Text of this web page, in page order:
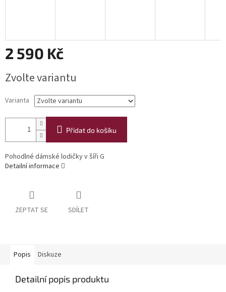
2 590 Kč
cena:
Zvolte variantu
Varianta
Přidat do košíku
Pohodlné dámské lodičky v šíři G
Detailní informace
ZEPTAT SE SDÍLET
Popis Diskuze
Detailní popis produktu